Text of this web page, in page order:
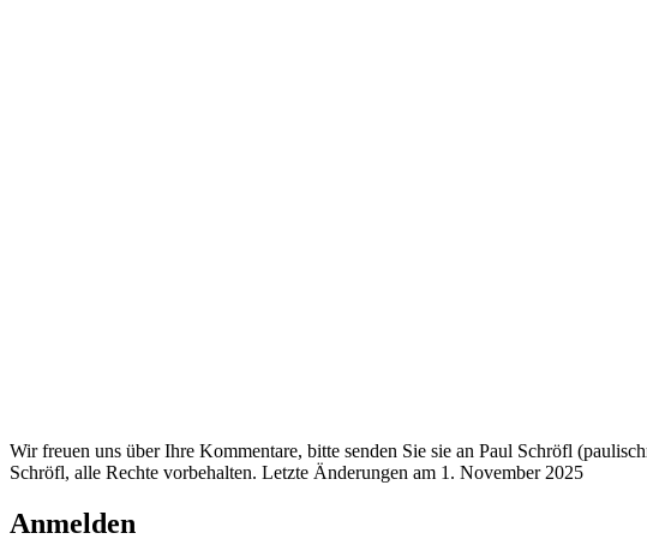
Wir freuen uns über Ihre Kommentare, bitte senden Sie sie an Paul Schröfl (pauli
Schröfl, alle Rechte vorbehalten. Letzte Änderungen am 1. November 2025
Anmelden